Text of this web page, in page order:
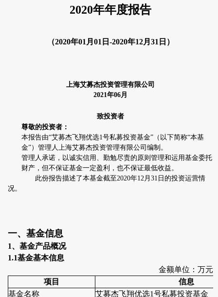
2020年年度报告
（2020年01 月 01 日 -2020年12月 31 日）
上海艾募杰投资管理有限公司
2021 年06 月
致投资者
尊敬的投资者：
本报告由“艾募杰飞翔优选1 号私募投资基金” （以下简称“本基
金”）管理人上海艾募杰投资管理有限公司编制。
管理人承诺，以诚实信用、勤勉尽责的原则管理和运用基金委托
财产，但不保证基金一定盈利，也不保证最低收益。
此份报告描述了本基金截至 2020年12 月 31 日的投资运营情
况。
一、基金信息
1、基金产品概况
1.1基金基本信息
金额单位：万元
项目
信息
基金名称
艾募杰飞翔优选1号私募投资基金